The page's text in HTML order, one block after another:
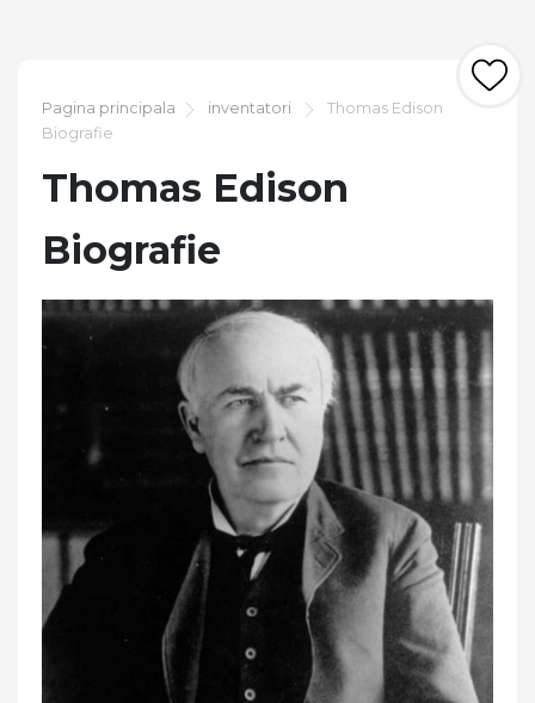
Pagina principala inventatori
Thomas Edison
Biografie
Thomas Edison
Biografie